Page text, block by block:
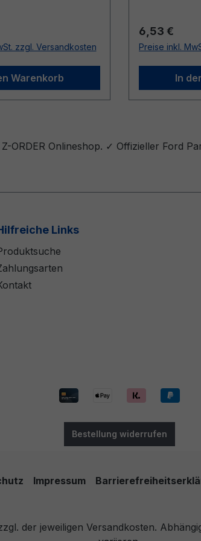
zzgl. Versandkosten
Warenkorb
Regulärer
6,53 €
Preise inkl.
In
ORDER Onlineshop. ✓ Offizieller Ford
Links
Bestellung widerrufen
Impressum
der jeweiligen Versandkosten.